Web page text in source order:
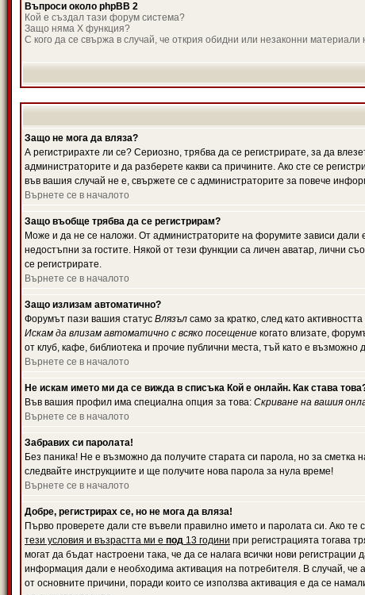
Въпроси около phpBB 2
Кой е създал тази форум система?
Защо няма X функция?
С кого да се свържа в случай, че открия обидни или незаконни
Защо не мога да вляза?
А регистрирахте ли се? Сериозно, трябва да се регистрирате, за да
администраторите и да разберете какви са причините. Ако сте се
във вашия случай не е, свържете се с администраторите за повече
Върнете се в началото
Защо въобще трябва да се регистрирам?
Може и да не се наложи. От администраторите на форумите зависи дали
недостъпни за гостите. Някой от тези функции са личен аватар, лични
се регистрирате.
Върнете се в началото
Защо излизам автоматично?
Форумът пази вашия статус Влязъл само за кратко, след като
Искам да влизам автоматично с всяко посещение когато влизате,
от клуб, кафе, библиотека и прочие публични места, тъй като е
Върнете се в началото
Не искам името ми да се вижда в списъка Кой е онлайн. Как става
Във вашия профил има специална опция за това: Скриване на вашия
Върнете се в началото
Забравих си паролата!
Без паника! Не е възможно да получите старата си парола, но за
следвайте инструкциите и ще получите нова парола за нула време!
Върнете се в началото
Добре, регистрирах се, но не мога да вляза!
Първо проверете дали сте въвели правилно името и паролата си. Ако
тези условия и възрастта ми е под 13 години при регистрацията тогава
могат да бъдат настроени така, че да се налага всички нови
информация дали е необходима активация на потребителя. В случай, че
от основните причини, поради които се използва активация е да се